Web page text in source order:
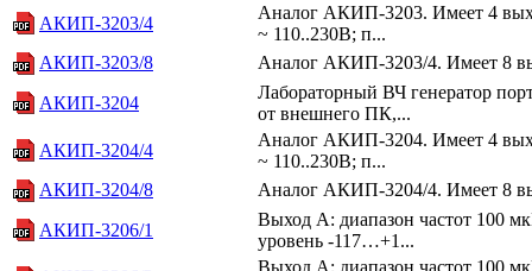
АКИП-3203/4
Аналог АКИП-3203. Имеет 4
~ 110..230В; п...
АКИП-3203/8
Аналог АКИП-3203/4. Имеет 8
АКИП-3204
Лабораторный ВЧ генератор
от внешнего ПК,...
АКИП-3204/4
Аналог АКИП-3204. Имеет 4
~ 110..230В; п...
АКИП-3204/8
Аналог АКИП-3204/4. Имеет 8
АКИП-3206/1
Выход A: диапазон частот 100
уровень -117…+1...
Выход A: диапазон частот 100